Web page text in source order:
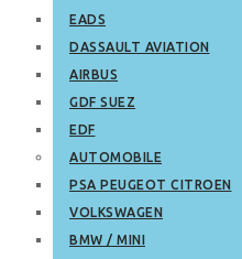
EADS
DASSAULT AVIATION
AIRBUS
GDF SUEZ
EDF
AUTOMOBILE
PSA PEUGEOT CITROEN
VOLKSWAGEN
BMW / MINI